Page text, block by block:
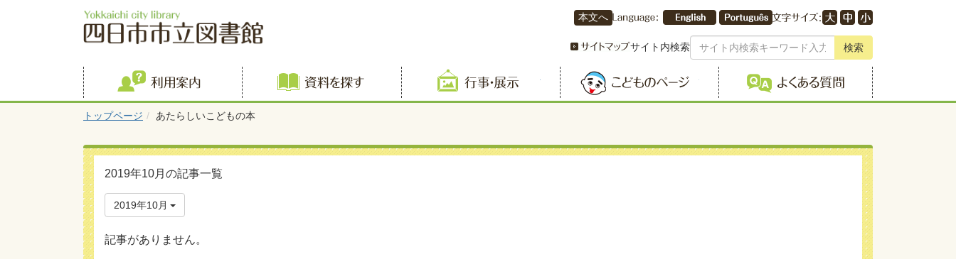
本文へ
サイト内検索 検索
利用案内 資料を探す 行事・展示 こどものページ よくある質問
トップページ あたらしいこどもの本
2019年10月の記事一覧
2019年10月
記事がありません。